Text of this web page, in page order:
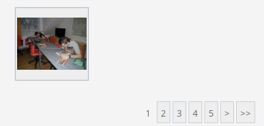
1 2 3 4 5 > >>